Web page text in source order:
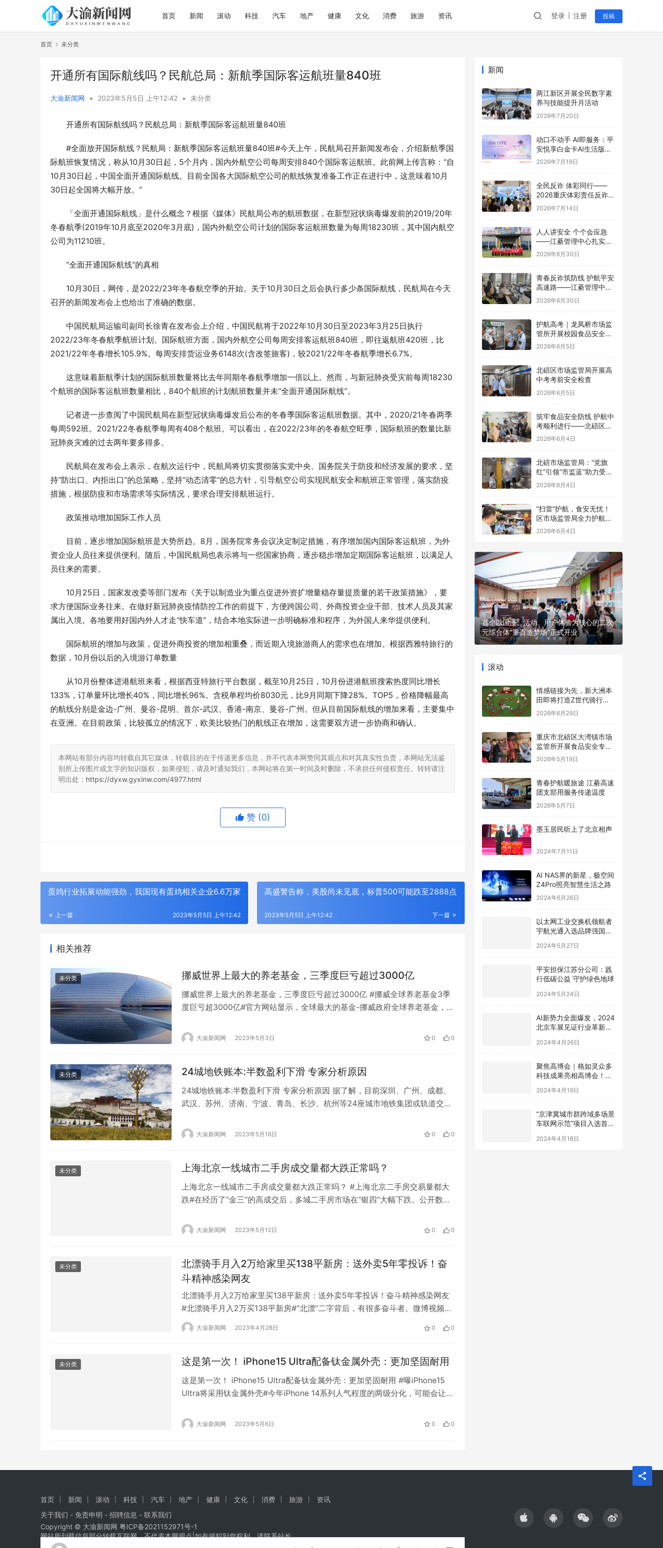
首页 新闻 滚动 科技 汽车 地产 健康 文化 消费 旅游 资讯 登录 注册 投稿
首页 未分类
开通所有国际航线吗？民航总局：新航季国际客运航班量840班
大渝新闻网 • 2023年5月5日 上午12:42 • 未分类
开通所有国际航线吗？民航总局：新航季国际客运航班量840班
#全面放开国际航线？民航局：新航季国际客运航班量840班#今天上午，民航局召开新闻发布会，介绍新航季国
际航班恢复情况，称从10月30日起，5个月内，国内外航空公司每周安排840个国际客运航班。此前网上传言称：“自
10月30日起，中国全面开通国际航线。目前全国各大国际航空公司的航线恢复准备工作正在进行中，这意味着10月
30日起全国将大幅开放。”
「全面开通国际航线」是什么概念？根据《媒体》民航局公布的航班数据，在新型冠状病毒爆发前的2019/20年
冬春航季(2019年10月底至2020年3月底)，国内外航空公司计划的国际客运航班数量为每周18230班，其中国内航空
公司为11210班。
“全面开通国际航线”的真相
10月30日，网传，是2022/23年冬春航空季的开始。关于10月30日之后会执行多少条国际航线，民航局在今天
召开的新闻发布会上也给出了准确的数据。
中国民航局运输司副司长徐青在发布会上介绍，中国民航将于2022年10月30日至2023年3月25日执行
2022/23年冬春航季航班计划。国际航班方面，国内外航空公司每周安排客运航班840班，即往返航班420班，比
2021/22年冬春增长105.9%。每周安排货运业务6148次(含改签旅客)，较2021/22年冬春航季增长6.7%。
这意味着新航季计划的国际航班数量将比去年同期冬春航季增加一倍以上。然而，与新冠肺炎受灾前每周18230
个航班的国际客运航班数量相比，840个航班的计划航班数量并未“全面开通国际航线”。
记者进一步查阅了中国民航局在新型冠状病毒爆发后公布的冬春季国际客运航班数据。其中，2020/21冬春两季
每周592班。2021/22冬春航季每周有408个航班。可以看出，在2022/23年的冬春航空旺季，国际航班的数量比新
冠肺炎灾难的过去两年要多得多。
民航局在发布会上表示，在航次运行中，民航局将切实贯彻落实党中央、国务院关于防疫和经济发展的要求，坚
持“防出口、内拒出口”的总策略，坚持“动态清零”的总方针，引导航空公司实现民航安全和航班正常管理，落实防疫
措施，根据防疫和市场需求等实际情况，要求合理安排航班运行。
政策推动增加国际工作人员
目前，逐步增加国际航班是大势所趋。8月，国务院常务会议决定制定措施，有序增加国内国际客运航班，为外
资企业人员往来提供便利。随后，中国民航局也表示将与一些国家协商，逐步稳步增加定期国际客运航班，以满足人
员往来的需要。
10月25日，国家发改委等部门发布《关于以制造业为重点促进外资扩增量稳存量提质量的若干政策措施》，要
求方便国际业务往来。在做好新冠肺炎疫情防控工作的前提下，方便跨国公司、外商投资企业干部、技术人员及其家
属出入境。各地要用好国内外人才走“快车道”，结合本地实际进一步明确标准和程序，为外国人来华提供便利。
国际航班的增加与政策，促进外商投资的增加相重叠，而近期入境旅游商人的需求也在增加。根据西雅特旅行的
数据，10月份以后的入境游订单数量
从10月份整体进港航班来看，根据西亚特旅行平台数据，截至10月25日，10月份进港航班搜索热度同比增长
133%，订单量环比增长40%，同比增长96%。含税单程均价8030元，比9月同期下降28%。TOP5，价格降幅最高
的航线分别是金边-广州、曼谷-昆明、首尔-武汉、香港-南京、曼谷-广州。但从目前国际航线的增加来看，主要集中
在亚洲。在目前政策，比较孤立的情况下，欧美比较热门的航线正在增加，这需要双方进一步协商和确认。
本网站有部分内容均转载自其它媒体，转载目的在于传递更多信息，并不代表本网赞同其观点和对其真实性负责，本网站无法鉴
别所上传图片或文字的知识版权，如果侵犯，请及时通知我们，本网站将在第一时间及时删除，不承担任何侵权责任。转转请注
明出处： https://dyxw.gyxinw.com/4977.html
赞 (0)
蛋鸡行业拓展动能强劲，我国现有蛋鸡相关企业6.6万家
上一篇 2023年5月5日 上午12:42
高盛警告称，美股尚未见底，标普500可能跌至2888点
下一篇
2023年5月5日 上午12:42
相关推荐
未分类 挪威世界上最大的养老基金，三季度巨亏超过3000亿
挪威世界上最大的养老基金，三季度巨亏超过3000亿 #挪威全球养老基金3季
度巨亏超3000亿#官方网站显示，全球最大的基金-挪威政府全球养老基金，
(3152.35亿元人民币)。 然而，尽管如此，基金还是赢了参考基准0.14个基
大渝新闻网 2023年5月3日 0 0
未分类 24城地铁账本:半数盈利下滑 专家分析原因
24城地铁账本:半数盈利下滑 专家分析原因 据了解，目前深圳、广州、成都、
武汉、苏州、济南、宁波、青岛、长沙、杭州等24座城市地铁集团或轨道交通
叔分析，全国地铁公司运营成本上涨跟去年的疫情有一定关系，一方面是养护
维修的成本上涨，另一方面则是疫情期间人力成本不降反增。客运强度不及预
大渝新闻网 2023年5月16日 0 0
未分类 上海北京一线城市二手房成交量都大跌正常吗？
上海北京一线城市二手房成交量都大跌正常吗？ #上海北京二手房交易量都大
跌#在经历了“金三”的高成交后，多城二手房市场在“银四”大幅下跌。公开数据
13997套，环比下降37.3%；杭州二手房成交5883套，环比下降32.7%；南京
大渝新闻网 2023年5月12日 0 0
未分类
北漂骑手月入2万给家里买138平新房：送外卖5年零投诉！奋
斗精神感染网友
北漂骑手月入2万给家里买138平新房：送外卖5年零投诉！奋斗精神感染网友
#北漂骑手月入2万买138平新房#“北漂”二字背后，有很多奋斗者。微博视频显
示，42岁的冯是山东菏泽单县人。现在在北京从事快递行业，是一名达达骑
手。 虽然住在北方400元的出租屋里，省吃俭用，每月不到1500元，但在老
大渝新闻网 2023年4月28日 0 0
未分类 这是第一次！ iPhone15 Ultra配备钛金属外壳：更加坚固耐用
这是第一次！ iPhone15 Ultra配备钛金属外壳：更加坚固耐用 #曝iPhone15
Ultra将采用钛金属外壳#今年iPhone 14系列人气程度的两级分化，可能会让苹
版本的差异化将进一步扩大。 根据来自LeaksApplePro的曝光，iPhone 15
大渝新闻网 2023年5月6日 0 0
新闻
两江新区开展全民数字素
养与技能提升月活动
2026年7月20日
动口不动手 AI即服务：平
安悦享白金卡AI生活版升
级用卡新体验
2026年7月19日
全民反诈 体彩同行——
2026重庆体彩责任反诈宣
传活动首站圆满举行
2026年7月14日
人人讲安全 个个会应急
——江綦管理中心扎实开
展2026年“安全生产月”系
列活动
2026年6月30日
青春反诈筑防线 护航平安
高速路——江綦管理中心
团支部开展反诈宣传活动
2026年6月30日
护航高考｜龙凤桥市场监
管所开展校园食品安全专
项检查
2026年6月5日
北碚区市场监管局开展高
中考考前安全检查
2026年6月5日
筑牢食品安全防线 护航中
考顺利进行——北碚区茨
竹镇开展华蓥中学中考考
点食品安全考前检查
2026年6月4日
北碚市场监管局：“党旗
红”引领“市监蓝”助力受灾
食品生产经营主体复工复
2026年6月4日
“扫雷”护航，食安无忧！
区市场监管局全力护航中
高考
2026年6月4日
动口不动手 AI即服务：平安悦享白金卡AI生
筑牢安全发展屏障 护航高质量经营 渤海银
首个以国漫、活动、用户体验为核心的二次
元综合体“重百造梦场”正式开业
滚动
情感链接为先，新大洲本
田即将打造Z世代骑行内
容新标杆
2026年6月29日
重庆市北碚区大湾镇市场
监管所开展食品安全专项
检查
2026年5月19日
青春护航暖旅途 江綦高速
团支部用服务传递温度
2026年5月7日
墨玉居民听上了北京相声
2024年7月11日
AI NAS界的新星，极空间
Z4Pro照亮智慧生活之路
2024年6月26日
以太网工业交换机领航者
宇航光通入选品牌强国先
2024年5月27日
平安担保江苏分公司：践
行低碳公益 守护绿色地球
2024年5月24日
AI新势力全面爆发，2024
北京车展见证行业革新，
极空间AI NAS成为领跑者
科技成果亮相高博会！助
力高等教育提质增效
车联网示范”项目入选首都
十佳工程实践案例
首页 新闻 滚动 科技 汽车 地产 健康 文化 消费 旅游
资讯
关于我们 - 免责申明 - 招聘信息 - 联系我们
Copyright © 大渝新闻网 粤ICP备2021152971号-1
网站所刊载信息部分转载互联网，不代表本网观点|如有侵犯到您权利，请联系站长